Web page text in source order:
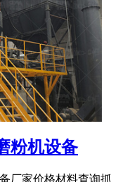
粉机设备
厂家价格材料查询抓